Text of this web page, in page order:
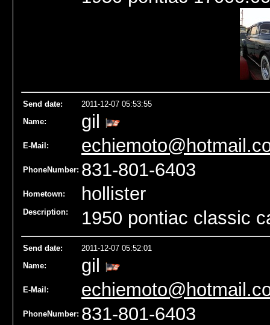
Send date:
2011-12-07 05:53:55
Name: gil
E-Mail:
PhoneNumber: 831-801-6403
Hometown: hollister
Description: 1950 pontiac classic
Send date:
2011-12-07 05:52:01
Name: gil
E-Mail:
PhoneNumber: 831-801-6403